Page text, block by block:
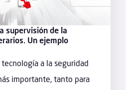
supervisión de la
Un ejemplo
a la seguridad
importante, tanto para